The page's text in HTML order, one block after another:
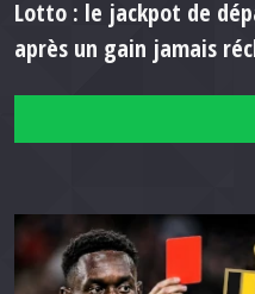
Lotto : le jackpot de
après un gain jamais